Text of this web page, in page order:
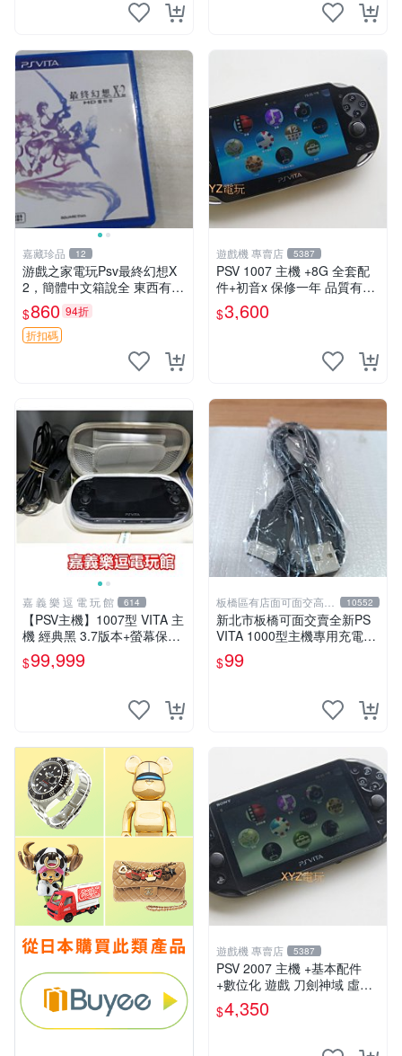
嘉藏珍品 12
游戲之家電玩Psv最終幻想X
2，簡體中文箱說全 東西有現
貨 可以發手物品 無質量問題
售不退不換
$860 94折
折扣碼
遊戲機 專賣店 5387
PSV 1007 主機 +8G 全套配
件+初音x 保修一年 品質有保
障
$3,600
嘉 義 樂 逗 電 玩 館 614
【PSV主機】1007型 VITA 主
機 經典黑 3.7版本+螢幕保護
貼+主機收納包【9成新】✪中
古二手✪嘉義樂逗電玩館
$99,999
板橋區有店面可面交高價
回收電玩
10552
新北市板橋可面交賣全新PS
VITA 1000型主機專用充電
線....超便宜只賣99元
$99
遊戲機 專賣店 5387
PSV 2007 主機 +基本配件
+數位化 遊戲 刀劍神域 虛空
幻界 保修一年
$4,350